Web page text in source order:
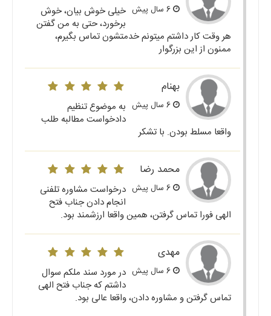
خیلی خوش بیان، خوش
برخورد، حتی به من گفتن
هر وقت کار داشتم میتونم خدمتشون تماس بگیرم،
ممنون از این بزرگوار
بهنام
به موضوع تنظیم
دادخواست مطالبه طلب
واقعا مسلط بودن. با تشکر
محمد رضا
درخواست مشاوره تلفنی
انجام دادن جناب فتح
الهی فورا تماس گرفتن، همین واقعا ارزشمند بود.
مهدی
در مورد سند ملکم سوال
داشتم که جناب فتح الهی
تماس گرفتن و مشاوره دادن، واقعا عالی بود.